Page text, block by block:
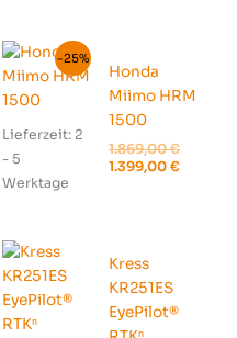
-25%
Lieferzeit: 2
- 5
Werktage
Honda
Miimo HRM
1500
1.869,00€
Preis
1.399,00€
Kress
KR251ES
EyePilot®